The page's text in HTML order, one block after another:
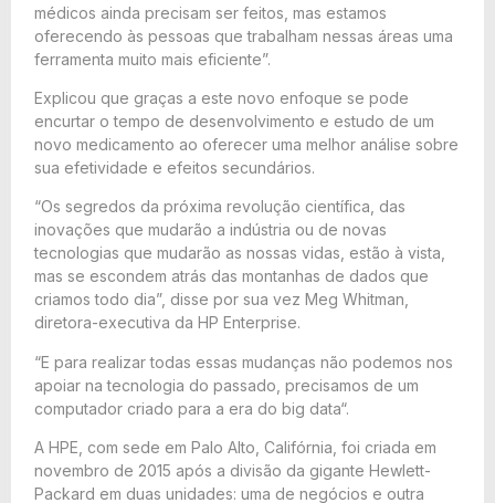
médicos ainda precisam ser feitos, mas estamos
oferecendo às pessoas que trabalham nessas áreas uma
ferramenta muito mais eficiente”.
Explicou que graças a este novo enfoque se pode
encurtar o tempo de desenvolvimento e estudo de um
novo medicamento ao oferecer uma melhor análise sobre
sua efetividade e efeitos secundários.
“Os segredos da próxima revolução científica, das
inovações que mudarão a indústria ou de novas
tecnologias que mudarão as nossas vidas, estão à vista,
mas se escondem atrás das montanhas de dados que
criamos todo dia”, disse por sua vez Meg Whitman,
diretora-executiva da HP Enterprise.
“E para realizar todas essas mudanças não podemos nos
apoiar na tecnologia do passado, precisamos de um
computador criado para a era do big data“.
A HPE, com sede em Palo Alto, Califórnia, foi criada em
novembro de 2015 após a divisão da gigante Hewlett-
Packard em duas unidades: uma de negócios e outra